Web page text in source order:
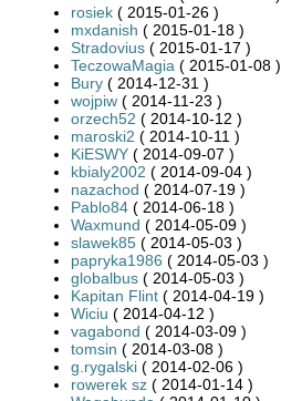
rosiek ( 2015-01-26 )
mxdanish ( 2015-01-18 )
Stradovius ( 2015-01-17 )
TeczowaMagia ( 2015-01-08 )
Bury ( 2014-12-31 )
wojpiw ( 2014-11-23 )
orzech52 ( 2014-10-12 )
maroski2 ( 2014-10-11 )
KiESWY ( 2014-09-07 )
kbialy2002 ( 2014-09-04 )
nazachod ( 2014-07-19 )
Pablo84 ( 2014-06-18 )
Waxmund ( 2014-05-09 )
slawek85 ( 2014-05-03 )
papryka1986 ( 2014-05-03 )
globalbus ( 2014-05-03 )
Kapitan Flint ( 2014-04-19 )
Wiciu ( 2014-04-12 )
vagabond ( 2014-03-09 )
tomsin ( 2014-03-08 )
g.rygalski ( 2014-02-06 )
rowerek sz ( 2014-01-14 )